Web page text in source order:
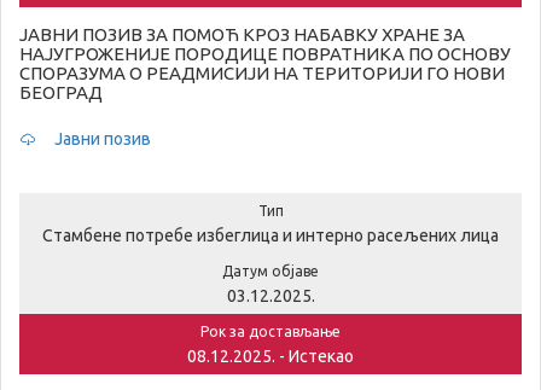
ЈАВНИ ПОЗИВ ЗА ПОМОЋ КРОЗ НАБАВКУ ХРАНЕ ЗА
НАЈУГРОЖЕНИЈЕ ПОРОДИЦЕ ПОВРАТНИКА ПО ОСНОВУ
СПОРАЗУМА О РЕАДМИСИЈИ НА ТЕРИТОРИЈИ ГО НОВИ
БЕОГРАД
Јавни позив
Тип
Стамбене потребе избеглица и интерно расељених лица
Датум објаве
03.12.2025.
Рок за достављање
08.12.2025. - Истекао